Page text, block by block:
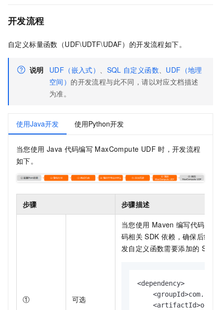
开发流程
自定义标量函数（UDF\UDTF\UDAF）的开发流程如下。
说明 UDF（嵌入式） SQL 自定义函数
UDF（地理
空间） 的开发流程与此不同，请以对应文档描述
为准。
使用Java开发 使用Python开发
当您使用 Java 代码编写 MaxCompute UDF 时，开发流程
如下。
步骤 步骤描述
① 可选
当您使用 Maven 编写代码时，
码相关 SDK 依赖，确保后续编
发自定义函数需要添加的 SDK
<dependency>